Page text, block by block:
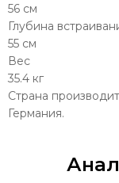
56 см
Глубина
55 см
Вес
35.4 кг
Страна
Германия.